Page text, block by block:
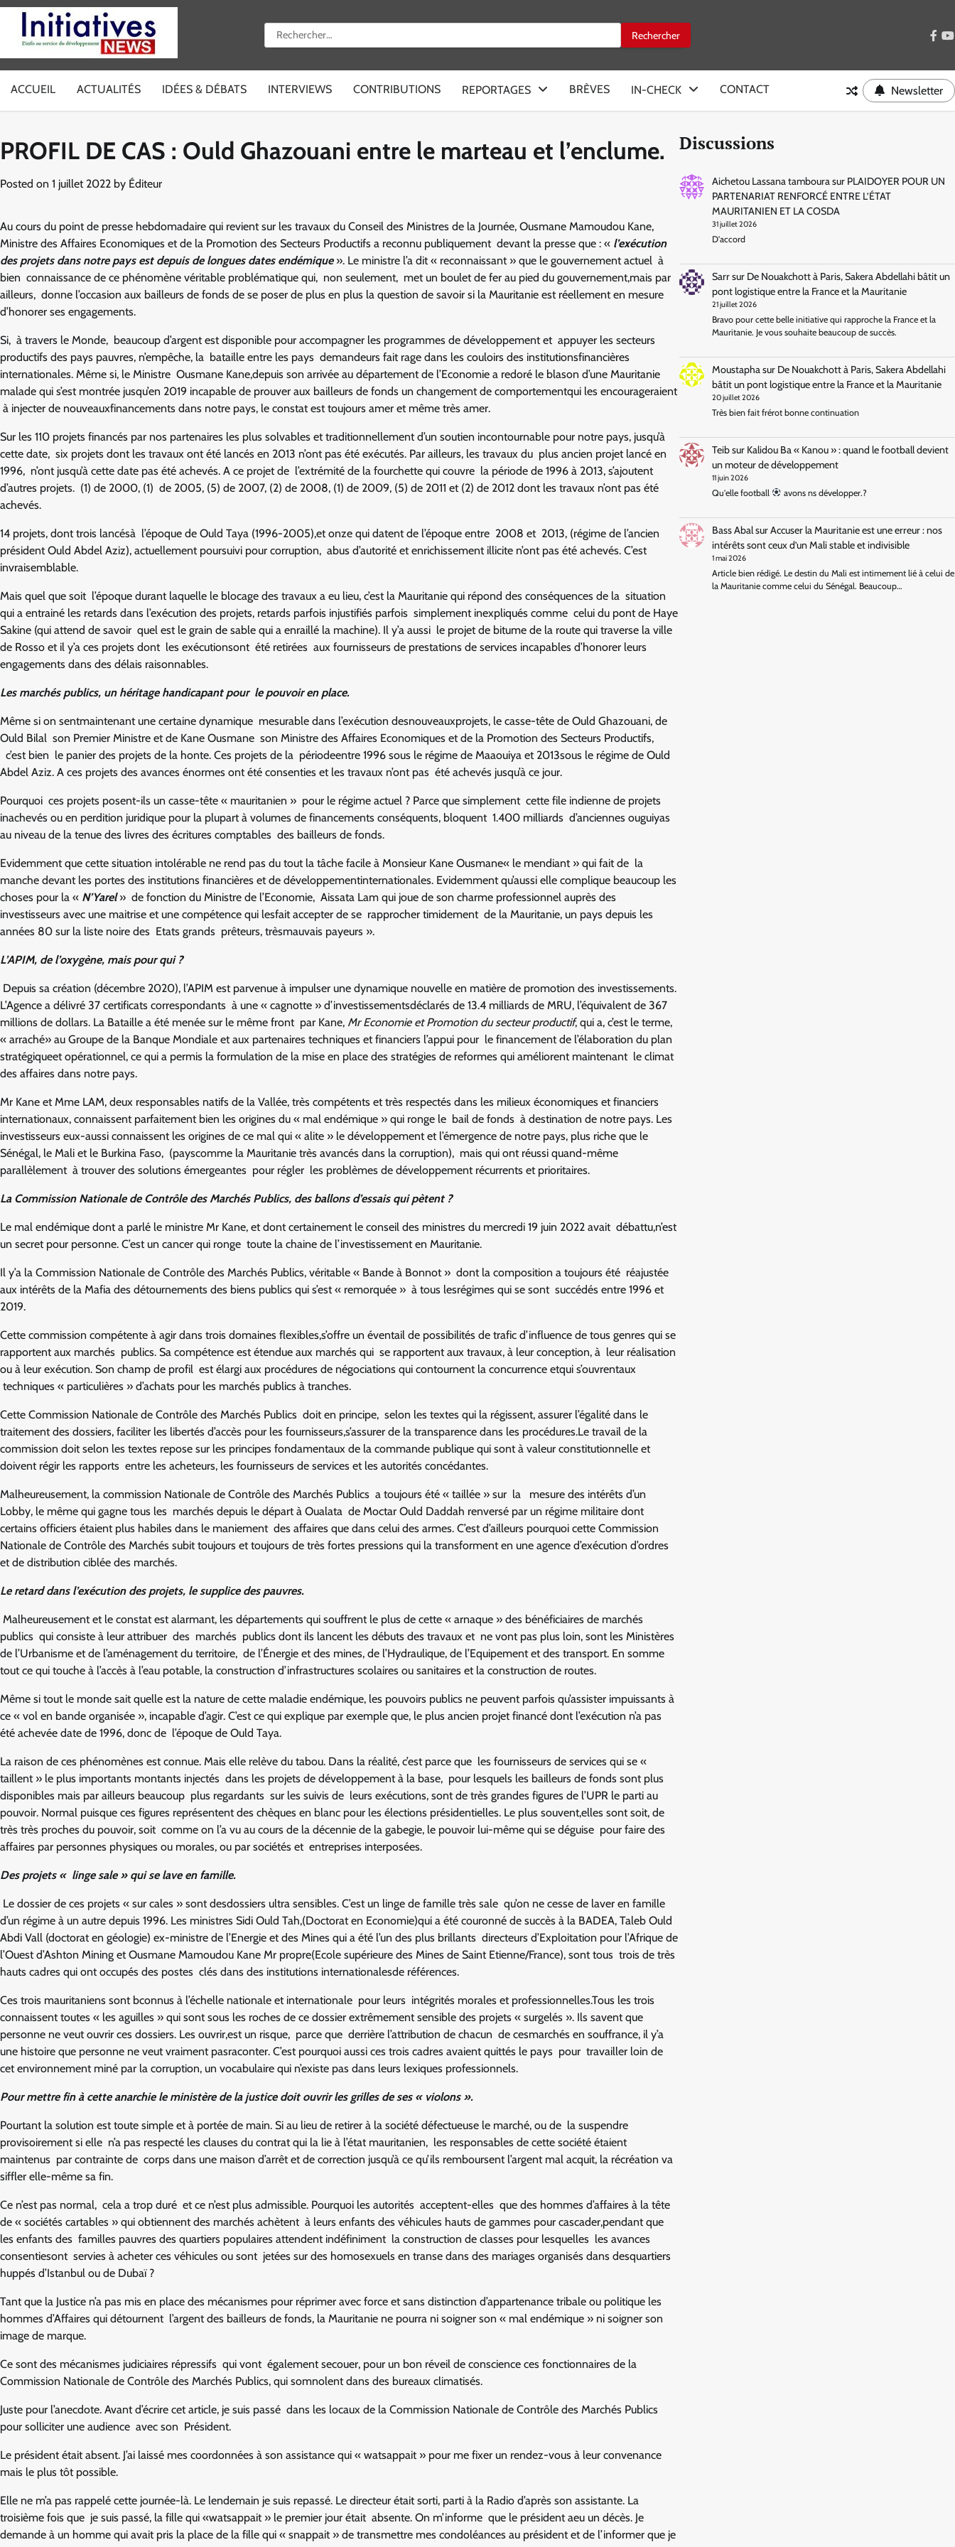
Skip
content
Rechercher :
ACCUEIL ACTUALITÉS IDÉES & DÉBATS INTERVIEWS CONTRIBUTIONS REPORTAGES BRÈVES IN-CHECK CONTACT Newsletter
PROFIL DE CAS : Ould Ghazouani entre le marteau et l’enclume.
Posted on 1 juillet 2022 by Éditeur
Au cours du point de presse hebdomadaire qui revient sur les travaux du Conseil des Ministres de la Journée, Ousmane Mamoudou Kane,
Ministre des Affaires Economiques et de la Promotion des Secteurs Productifs a reconnu publiquement devant la presse que : « l’exécution
des projets dans notre pays est depuis de longues dates endémique ». Le ministre l’a dit « reconnaissant » que le gouvernement actuel à
bien connaissance de ce phénomène véritable problématique qui, non seulement, met un boulet de fer au pied du gouvernement,mais par
ailleurs, donne l’occasion aux bailleurs de fonds de se poser de plus en plus la question de savoir si la Mauritanie est réellement en mesure
d’honorer ses engagements.
Si, à travers le Monde, beaucoup d’argent est disponible pour accompagner les programmes de développement et appuyer les secteurs
productifs des pays pauvres, n’empêche, la bataille entre les pays demandeurs fait rage dans les couloirs des institutionsfinancières
internationales. Même si, le Ministre Ousmane Kane,depuis son arrivée au département de l’Economie a redoré le blason d’une Mauritanie
malade qui s’est montrée jusqu’en 2019 incapable de prouver aux bailleurs de fonds un changement de comportementqui les encourageraient
à injecter de nouveauxfinancements dans notre pays, le constat est toujours amer et même très amer.
Sur les 110 projets financés par nos partenaires les plus solvables et traditionnellement d’un soutien incontournable pour notre pays, jusqu’à
cette date, six projets dont les travaux ont été lancés en 2013 n’ont pas été exécutés. Par ailleurs, les travaux du plus ancien projet lancé en
1996, n’ont jusqu’à cette date pas été achevés. A ce projet de l’extrémité de la fourchette qui couvre la période de 1996 à 2013, s’ajoutent
d’autres projets. (1) de 2000, (1) de 2005, (5) de 2007, (2) de 2008, (1) de 2009, (5) de 2011 et (2) de 2012 dont les travaux n’ont pas été
achevés.
14 projets, dont trois lancésà l’époque de Ould Taya (1996-2005),et onze qui datent de l’époque entre 2008 et 2013, (régime de l’ancien
président Ould Abdel Aziz), actuellement poursuivi pour corruption, abus d’autorité et enrichissement illicite n’ont pas été achevés. C’est
invraisemblable.
Mais quel que soit l’époque durant laquelle le blocage des travaux a eu lieu, c’est la Mauritanie qui répond des conséquences de la situation
qui a entrainé les retards dans l’exécution des projets, retards parfois injustifiés parfois simplement inexpliqués comme celui du pont de Haye
Sakine (qui attend de savoir quel est le grain de sable qui a enraillé la machine). Il y’a aussi le projet de bitume de la route qui traverse la ville
de Rosso et il y’a ces projets dont les exécutionsont été retirées aux fournisseurs de prestations de services incapables d’honorer leurs
engagements dans des délais raisonnables.
Les marchés publics, un héritage handicapant pour le pouvoir en place.
Même si on sentmaintenant une certaine dynamique mesurable dans l’exécution desnouveauxprojets, le casse-tête de Ould Ghazouani, de
Ould Bilal son Premier Ministre et de Kane Ousmane son Ministre des Affaires Economiques et de la Promotion des Secteurs Productifs,
c’est bien le panier des projets de la honte. Ces projets de la périodeentre 1996 sous le régime de Maaouiya et 2013sous le régime de Ould
Abdel Aziz. A ces projets des avances énormes ont été consenties et les travaux n’ont pas été achevés jusqu’à ce jour.
Pourquoi ces projets posent-ils un casse-tête « mauritanien » pour le régime actuel ? Parce que simplement cette file indienne de projets
inachevés ou en perdition juridique pour la plupart à volumes de financements conséquents, bloquent 1.400 milliards d’anciennes ouguiyas
au niveau de la tenue des livres des écritures comptables des bailleurs de fonds.
Evidemment que cette situation intolérable ne rend pas du tout la tâche facile à Monsieur Kane Ousmane« le mendiant » qui fait de la
manche devant les portes des institutions financières et de développementinternationales. Evidemment qu’aussi elle complique beaucoup les
choses pour la « N’Yarel» de fonction du Ministre de l’Economie, Aissata Lam qui joue de son charme professionnel auprès des
investisseurs avec une maitrise et une compétence qui lesfait accepter de se rapprocher timidement de la Mauritanie, un pays depuis les
années 80 sur la liste noire des Etats grands prêteurs, trèsmauvais payeurs ».
L’APIM, de l’oxygène, mais pour qui ?
Depuis sa création (décembre 2020), l’APIM est parvenue à impulser une dynamique nouvelle en matière de promotion des investissements.
L’Agence a délivré 37 certificats correspondants à une « cagnotte » d’investissementsdéclarés de 13.4 milliards de MRU, l’équivalent de 367
millions de dollars. La Bataille a été menée sur le même front par Kane, Mr Economie et Promotion du secteur productif, qui a, c’est le terme,
« arraché» au Groupe de la Banque Mondiale et aux partenaires techniques et financiers l’appui pour le financement de l’élaboration du plan
stratégiqueet opérationnel, ce qui a permis la formulation de la mise en place des stratégies de reformes qui améliorent maintenant le climat
des affaires dans notre pays.
Mr Kane et Mme LAM, deux responsables natifs de la Vallée, très compétents et très respectés dans les milieux économiques et financiers
internationaux, connaissent parfaitement bien les origines du « mal endémique » qui ronge le bail de fonds à destination de notre pays. Les
investisseurs eux-aussi connaissent les origines de ce mal qui « alite » le développement et l’émergence de notre pays, plus riche que le
Sénégal, le Mali et le Burkina Faso, (payscomme la Mauritanie très avancés dans la corruption), mais qui ont réussi quand-même
parallèlement à trouver des solutions émergeantes pour régler les problèmes de développement récurrents et prioritaires.
La Commission Nationale de Contrôle des Marchés Publics, des ballons d’essais qui pètent ?
Le mal endémique dont a parlé le ministre Mr Kane, et dont certainement le conseil des ministres du mercredi 19 juin 2022 avait débattu,n’est
un secret pour personne. C’est un cancer qui ronge toute la chaine de l’investissement en Mauritanie.
Il y’a la Commission Nationale de Contrôle des Marchés Publics, véritable « Bande à Bonnot » dont la composition a toujours été réajustée
aux intérêts de la Mafia des détournements des biens publics qui s’est « remorquée » à tous lesrégimes qui se sont succédés entre 1996 et
2019.
Cette commission compétente à agir dans trois domaines flexibles,s’offre un éventail de possibilités de trafic d’influence de tous genres qui se
rapportent aux marchés publics. Sa compétence est étendue aux marchés qui se rapportent aux travaux, à leur conception, à leur réalisation
ou à leur exécution. Son champ de profil est élargi aux procédures de négociations qui contournent la concurrence etqui s’ouvrentaux
techniques « particulières » d’achats pour les marchés publics à tranches.
Cette Commission Nationale de Contrôle des Marchés Publics doit en principe, selon les textes qui la régissent, assurer l’égalité dans le
traitement des dossiers, faciliter les libertés d’accès pour les fournisseurs,s’assurer de la transparence dans les procédures.Le travail de la
commission doit selon les textes repose sur les principes fondamentaux de la commande publique qui sont à valeur constitutionnelle et
doivent régir les rapports entre les acheteurs, les fournisseurs de services et les autorités concédantes.
Malheureusement, la commission Nationale de Contrôle des Marchés Publics a toujours été « taillée » sur la mesure des intérêts d’un
Lobby, le même qui gagne tous les marchés depuis le départ à Oualata de Moctar Ould Daddah renversé par un régime militaire dont
certains officiers étaient plus habiles dans le maniement des affaires que dans celui des armes. C’est d’ailleurs pourquoi cette Commission
Nationale de Contrôle des Marchés subit toujours et toujours de très fortes pressions qui la transforment en une agence d’exécution d’ordres
et de distribution ciblée des marchés.
Le retard dans l’exécution des projets, le supplice des pauvres.
Malheureusement et le constat est alarmant, les départements qui souffrent le plus de cette « arnaque » des bénéficiaires de marchés
publics qui consiste à leur attribuer des marchés publics dont ils lancent les débuts des travaux et ne vont pas plus loin, sont les Ministères
de l’Urbanisme et de l’aménagement du territoire, de l’Énergie et des mines, de l’Hydraulique, de l’Equipement et des transport. En somme
tout ce qui touche à l’accès à l’eau potable, la construction d’infrastructures scolaires ou sanitaires et la construction de routes.
Même si tout le monde sait quelle est la nature de cette maladie endémique, les pouvoirs publics ne peuvent parfois qu’assister impuissants à
ce « vol en bande organisée », incapable d’agir. C’est ce qui explique par exemple que, le plus ancien projet financé dont l’exécution n’a pas
été achevée date de 1996, donc de l’époque de Ould Taya.
La raison de ces phénomènes est connue. Mais elle relève du tabou. Dans la réalité, c’est parce que les fournisseurs de services qui se «
taillent » le plus importants montants injectés dans les projets de développement à la base, pour lesquels les bailleurs de fonds sont plus
disponibles mais par ailleurs beaucoup plus regardants sur les suivis de leurs exécutions, sont de très grandes figures de l’UPR le parti au
pouvoir. Normal puisque ces figures représentent des chèques en blanc pour les élections présidentielles. Le plus souvent,elles sont soit, de
très très proches du pouvoir, soit comme on l’a vu au cours de la décennie de la gabegie, le pouvoir lui-même qui se déguise pour faire des
affaires par personnes physiques ou morales, ou par sociétés et entreprises interposées.
Des projets « linge sale » qui se lave en famille.
Le dossier de ces projets « sur cales » sont desdossiers ultra sensibles. C’est un linge de famille très sale qu’on ne cesse de laver en famille
d’un régime à un autre depuis 1996. Les ministres Sidi Ould Tah,(Doctorat en Economie)qui a été couronné de succès à la BADEA, Taleb Ould
Abdi Vall (doctorat en géologie) ex-ministre de l’Energie et des Mines qui a été l’un des plus brillants directeurs d’Exploitation pour l’Afrique de
l’Ouest d’Ashton Mining et Ousmane Mamoudou Kane Mr propre(Ecole supérieure des Mines de Saint Etienne/France), sont tous trois de très
hauts cadres qui ont occupés des postes clés dans des institutions internationalesde références.
Ces trois mauritaniens sont bconnus à l’échelle nationale et internationale pour leurs intégrités morales et professionnelles.Tous les trois
connaissent toutes « les aguilles » qui sont sous les roches de ce dossier extrêmement sensible des projets « surgelés ». Ils savent que
personne ne veut ouvrir ces dossiers. Les ouvrir,est un risque, parce que derrière l’attribution de chacun de cesmarchés en souffrance, il y’a
une histoire que personne ne veut vraiment pasraconter. C’est pourquoi aussi ces trois cadres avaient quittés le pays pour travailler loin de
cet environnement miné par la corruption, un vocabulaire qui n’existe pas dans leurs lexiques professionnels.
Pour mettre fin à cette anarchie le ministère de la justice doit ouvrir les grilles de ses « violons ».
Pourtant la solution est toute simple et à portée de main. Si au lieu de retirer à la société défectueuse le marché, ou de la suspendre
provisoirement si elle n’a pas respecté les clauses du contrat qui la lie à l’état mauritanien, les responsables de cette société étaient
maintenus par contrainte de corps dans une maison d’arrêt et de correction jusqu’à ce qu’ils remboursent l’argent mal acquit, la récréation va
siffler elle-même sa fin.
Ce n’est pas normal, cela a trop duré et ce n’est plus admissible. Pourquoi les autorités acceptent-elles que des hommes d’affaires à la tête
de « sociétés cartables » qui obtiennent des marchés achètent à leurs enfants des véhicules hauts de gammes pour cascader,pendant que
les enfants des familles pauvres des quartiers populaires attendent indéfiniment la construction de classes pour lesquelles les avances
consentiesont servies à acheter ces véhicules ou sont jetées sur des homosexuels en transe dans des mariages organisés dans desquartiers
huppés d’Istanbul ou de Dubaï ?
Tant que la Justice n’a pas mis en place des mécanismes pour réprimer avec force et sans distinction d’appartenance tribale ou politique les
hommes d’Affaires qui détournent l’argent des bailleurs de fonds, la Mauritanie ne pourra ni soigner son « mal endémique » ni soigner son
image de marque.
Ce sont des mécanismes judiciaires répressifs qui vont également secouer, pour un bon réveil de conscience ces fonctionnaires de la
Commission Nationale de Contrôle des Marchés Publics, qui somnolent dans des bureaux climatisés.
Juste pour l’anecdote. Avant d’écrire cet article, je suis passé dans les locaux de la Commission Nationale de Contrôle des Marchés Publics
pour solliciter une audience avec son Président.
Le président était absent. J’ai laissé mes coordonnées à son assistance qui « watsappait » pour me fixer un rendez-vous à leur convenance
mais le plus tôt possible.
Elle ne m’a pas rappelé cette journée-là. Le lendemain je suis repassé. Le directeur était sorti, parti à la Radio d’après son assistante. La
troisième fois que je suis passé, la fille qui «watsappait » le premier jour était absente. On m’informe que le président aeu un décès. Je
demande à un homme qui avait pris la place de la fille qui « snappait » de transmettre mes condoléances au président et de l’informer que je
Discussions
Aichetou Lassana tambourasur PLAIDOYER POUR UN
PARTENARIAT RENFORCÉ ENTRE L’ÉTAT
MAURITANIEN ET LA COSDA
31 juillet 2026
D'accord
Sarrsur De Nouakchott à Paris, Sakera Abdellahi bâtit un
pont logistique entre la France et la Mauritanie
21 juillet 2026
Bravo pour cette belle initiative qui rapproche la France et la
Mauritanie. Je vous souhaite beaucoup de succès.
Moustaphasur De Nouakchott à Paris, Sakera Abdellahi
bâtit un pont logistique entre la France et la Mauritanie
20 juillet 2026
Très bien fait frérot bonne continuation
Teibsur Kalidou Ba « Kanou » : quand le football devient
un moteur de développement
11 juin 2026
Qu'elle football avons ns développer.?
Bass AbalsurAccuser la Mauritanie est une erreur : nos
intérêts sont ceux d’un Mali stable et indivisible
1 mai 2026
Article bien rédigé. Le destin du Mali est intimement lié à celui de
la Mauritanie comme celui du Sénégal. Beaucoup…